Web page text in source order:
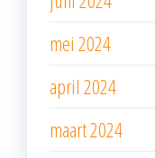
mei 2024
april 2024
maart 2024